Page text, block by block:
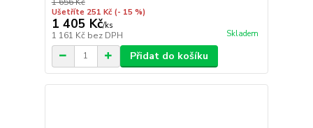
Ušetříte 251 Kč (- 15 %)
1 405 Kč/ks
1 161 Kč bez DPH Skladem
Přidat do košíku